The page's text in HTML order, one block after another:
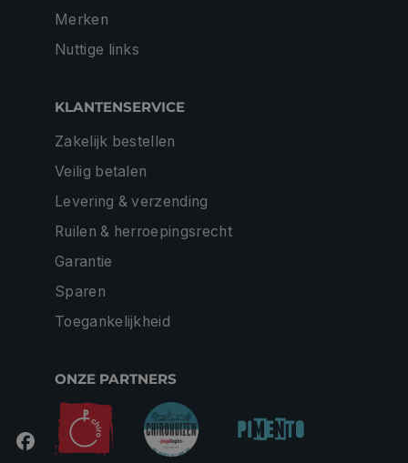
Merken
Nuttige links
KLANTENSERVICE
Zakelijk bestellen
Veilig betalen
Levering & verzending
Ruilen & herroepingsrecht
Garantie
Sparen
Toegankelijkheid
ONZE PARTNERS